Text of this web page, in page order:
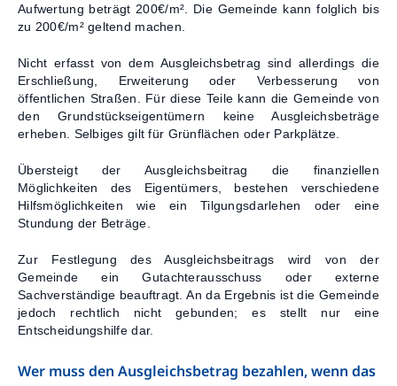
Aufwertung beträgt 200€/m². Die Gemeinde kann folglich bis
zu 200€/m² geltend machen.
Nicht erfasst von dem Ausgleichsbetrag sind allerdings die
Erschließung, Erweiterung oder Verbesserung von
öffentlichen Straßen. Für diese Teile kann die Gemeinde von
den Grundstückseigentümern keine Ausgleichsbeträge
erheben. Selbiges gilt für Grünflächen oder Parkplätze.
Übersteigt der Ausgleichsbeitrag die finanziellen
Möglichkeiten des Eigentümers, bestehen verschiedene
Hilfsmöglichkeiten wie ein Tilgungsdarlehen oder eine
Stundung der Beträge.
Zur Festlegung des Ausgleichsbeitrags wird von der
Gemeinde ein Gutachterausschuss oder externe
Sachverständige beauftragt. An da Ergebnis ist die Gemeinde
jedoch rechtlich nicht gebunden; es stellt nur eine
Entscheidungshilfe dar.
Wer muss den Ausgleichsbetrag bezahlen, wenn das